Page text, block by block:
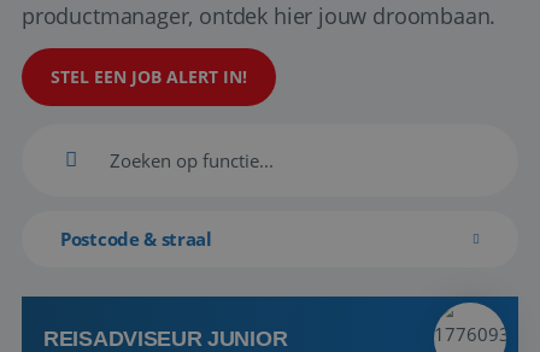
productmanager, ontdek hier jouw droombaan.
STEL EEN JOB ALERT IN!
Postcode & straal
REISADVISEUR JUNIOR